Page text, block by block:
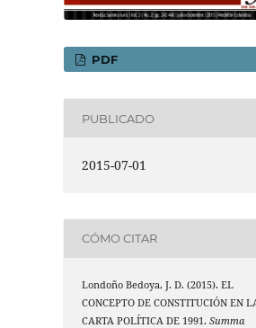
PDF
PUBLICADO
2015-07-01
CÓMO CITAR
Londoño Bedoya, J. D. (2015). EL
CONCEPTO DE CONSTITUCIÓN EN
CARTA POLÍTICA DE 1991.Summa